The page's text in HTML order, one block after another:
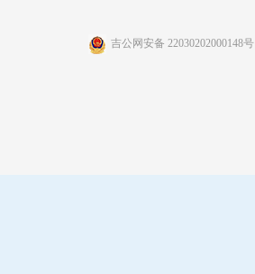
吉公网安备 22030202000148号